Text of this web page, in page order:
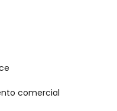
comercial